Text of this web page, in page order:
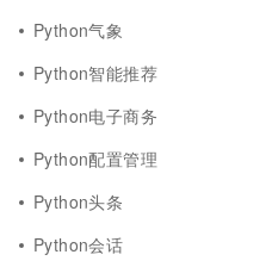
Python气象
Python智能推荐
Python电子商务
Python配置管理
Python头条
Python会话